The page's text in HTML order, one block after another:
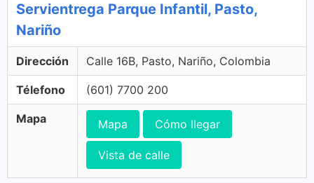
Servientrega Parque Infantil, Pasto,
Nariño
Dirección Calle 16B, Pasto, Nariño, Colombia
Télefono (601) 7700 200
Mapa Mapa Cómo llegar
Vista de calle